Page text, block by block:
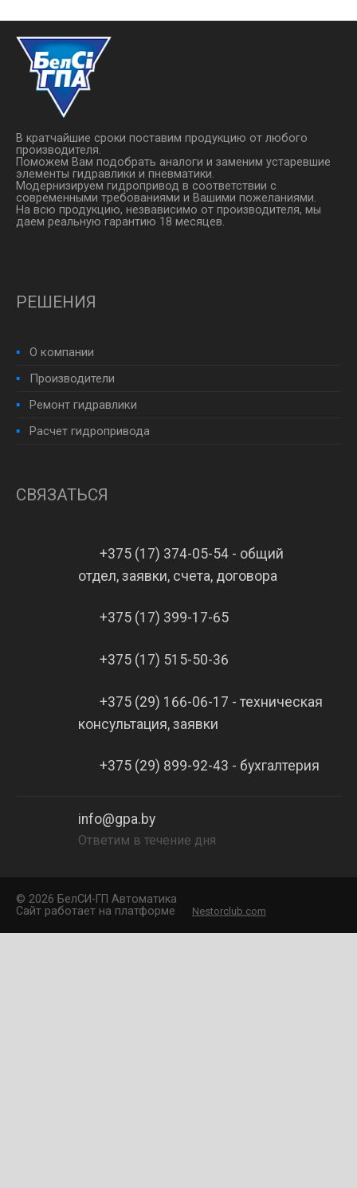
В кратчайшие сроки поставим продукцию от любого
производителя.
Поможем Вам подобрать аналоги и заменим устаревшие
элементы гидравлики и пневматики.
Модернизируем гидропривод в соответствии с
современными требованиями и Вашими пожеланиями.
На всю продукцию, незвависимо от производителя, мы
даем реальную гарантию 18 месяцев.
РЕШЕНИЯ
О компании
Производители
Ремонт гидравлики
Расчет гидропривода
СВЯЗАТЬСЯ
+375 (17) 374-05-54 - общий
отдел, заявки, счета, договора
+375 (17) 399-17-65
+375 (17) 515-50-36
+375 (29) 166-06-17 - техническая
консультация, заявки
+375 (29) 899-92-43 - бухгалтерия
info@gpa.by
Ответим в течение дня
© 2026 БелCИ-ГП Автоматика
Сайт работает на платформе
Nestorclub.com